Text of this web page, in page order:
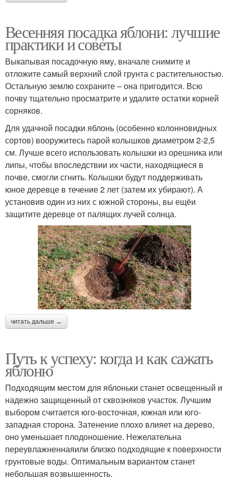
Весенняя посадка яблони: лучшие
практики и советы
Выкапывая посадочную яму, вначале снимите и
отложите самый верхний слой грунта с растительностью.
Остальную землю сохраните – она пригодится. Всю
почву тщательно просматрите и удалите остатки корней
сорняков.
Для удачной посадки яблонь (особенно колонновидных
сортов) вооружитесь парой колышков диаметром 2-2,5
см. Лучше всего использовать колышки из орешника или
липы, чтобы впоследствии их части, находящиеся в
почве, смогли сгнить. Колышки будут поддерживать
юное деревце в течение 2 лет (затем их убирают). А
установив один из них с южной стороны, вы ещёи
защитите деревце от палящих лучей солнца.
читать дальше →
Путь к успеху: когда и как сажать
яблоню
Подходящим местом для яблоньки станет освещенный и
надежно защищенный от сквозняков участок. Лучшим
выбором считается юго-восточная, южная или юго-
западная сторона. Затенение плохо влияет на дерево,
оно уменьшает плодоношение. Нежелательна
переувлажненнаяили близко подходящие к поверхности
грунтовые воды. Оптимальным вариантом станет
небольшая возвышенность.